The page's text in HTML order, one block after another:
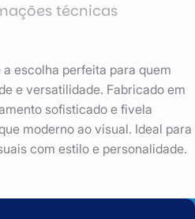
técnicas
escolha perfeita para quem
e versatilidade. Fabricado em
sofisticado e fivela
moderno ao visual. Ideal para
com estilo e personalidade.